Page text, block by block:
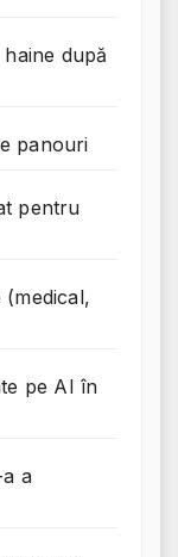
după
panouri
pentru
pe AI în
a